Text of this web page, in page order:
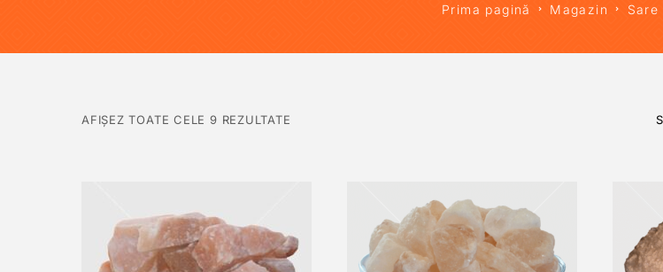
Prima pagină Magazin Sare
AFIȘEZ TOATE CELE 9 REZULTATE